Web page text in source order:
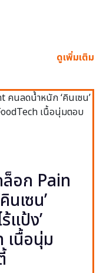
ดูเพิ่มเติม
อก Pain
เซน’
แป้ง’
เนื้อนุ่ม